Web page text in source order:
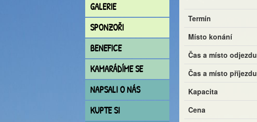
GALERIE
SPONZOŘI
BENEFICE
KAMARÁDÍME SE
NAPSALI O NÁS
KUPTE SI
Termín
Místo konání
Čas a místo odjezdu
Čas a místo příjezdu
Kapacita
Cena